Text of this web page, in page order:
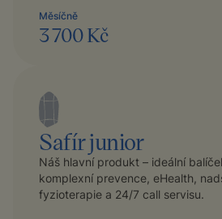
Měsíčně
3 700 Kč
Safír junior
Náš hlavní produkt – ideální
komplexní prevence, eHealth,
fyzioterapie a 24/7 call servisu.